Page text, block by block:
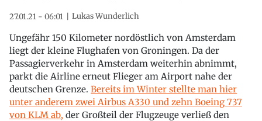
27.01.21 - 06:01 Lukas Wunderlich
Ungefähr 150 Kilometer nordöstlich von Amsterdam
liegt der kleine Flughafen von Groningen. Da der
Passagierverkehr in Amsterdam weiterhin abnimmt,
parkt die Airline erneut Flieger am Airport nahe der
deutschen Grenze. Bereits im Winter stellte man hier
unter anderem zwei Airbus A330 und zehn Boeing 737
von KLM ab, der Großteil der Flugzeuge verließ den